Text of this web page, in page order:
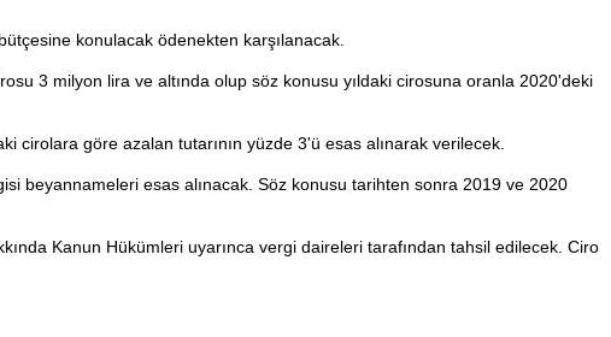
konulacak ödenekten karşılanacak.
3 milyon lira ve altında olup söz konusu yıldaki cirosuna oranla 2020'deki
göre azalan tutarının yüzde 3'ü esas alınarak verilecek.
beyannameleri esas alınacak. Söz konusu tarihten sonra 2019 ve 2020
Kanun Hükümleri uyarınca vergi daireleri tarafından tahsil edilecek. Ciro